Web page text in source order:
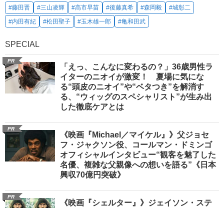
#藤田晋 #三山凌輝 #高市早苗 #後藤真希 #森岡毅
#城彰二
#内田有紀
#松田聖子 #玉木雄一郎 #亀和田武
SPECIAL
PR
「えっ、こんなに変わるの？」36歳男性ラ
イターのニオイが激変！ 夏場に気にな
る“頭皮のニオイ”や“ベタつき”を解消す
る、“ウィッグのスペシャリスト”が生み出
した徹底ケアとは
PR
《映画『Michael／マイケル』》父ジョセ
フ・ジャクソン役、コールマン・ドミンゴ
オフィシャルインタビュー“観客を魅了した
名優、複雑な父親像への想いを語る”《日本
興収70億円突破》
PR
《映画『シェルター』》ジェイソン・ステ